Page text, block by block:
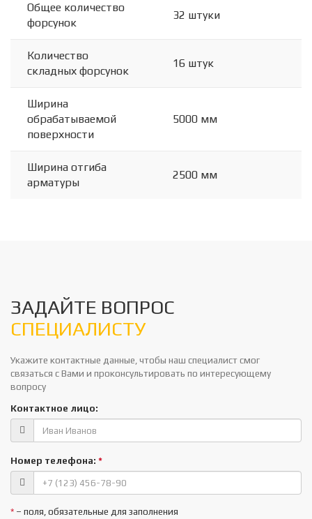
Общее количество
форсунок
32 штуки
Количество
складных форсунок
16 штук
Ширина
обрабатываемой
поверхности
5000 мм
Ширина отгиба
арматуры
2500 мм
ЗАДАЙТЕ ВОПРОС
СПЕЦИАЛИСТУ
Укажите контактные данные, чтобы наш специалист смог
связаться с Вами и проконсультировать по интересующему
вопросу
Контактное лицо:
Номер телефона: *
* – поля, обязательные для заполнения